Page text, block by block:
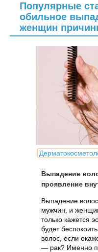
Популярные
обильное
женщин
Выпадение
проявление
Выпадение
мужчин, и
только кажется
будет
волос, если
— рак? Именно